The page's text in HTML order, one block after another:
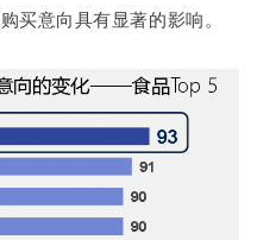
买意向具有显著的影响。